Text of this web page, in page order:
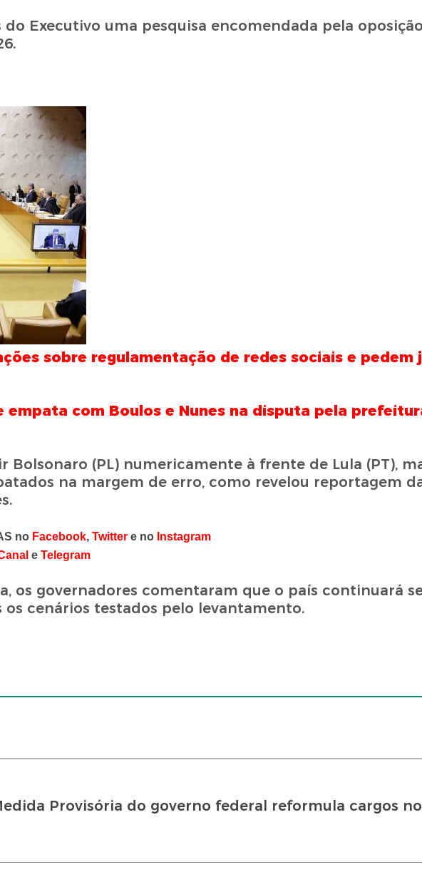
Executivo uma pesquisa encomendada pela
sobre regulamentação de redes sociais e pedem
empata com Boulos e Nunes na disputa pela
Bolsonaro (PL) numericamente à frente de Lula (PT),
na margem de erro, como revelou reportagem
no Facebook, Twittere no Instagram
e Telegram
os governadores comentaram que o país continuará
cenários testados pelo levantamento.
Provisória do governo federal reformula cargos